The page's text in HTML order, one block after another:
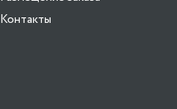
Контакты